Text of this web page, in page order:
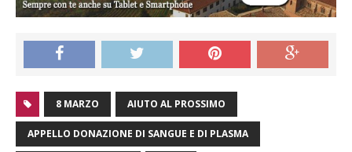
8 MARZO AIUTO AL PROSSIMO
APPELLO DONAZIONE DI SANGUE E DI PLASMA